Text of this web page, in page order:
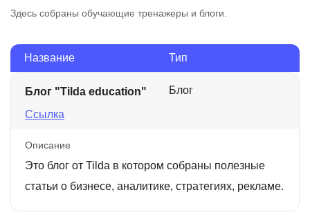
Здесь собраны обучающие тренажеры и блоги.
Название Тип
Блог "Tilda education"
Ссылка
Блог
Описание
Это блог от Tilda в котором собраны полезные
статьи о бизнесе, аналитике, стратегиях, рекламе.